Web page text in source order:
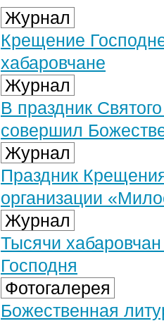
Журнал
Крещение
хабаровчане
Журнал
В праздник
совершил
Журнал
Праздник
организации
Журнал
Тысячи
Господня
Фотогалерея
Божественная